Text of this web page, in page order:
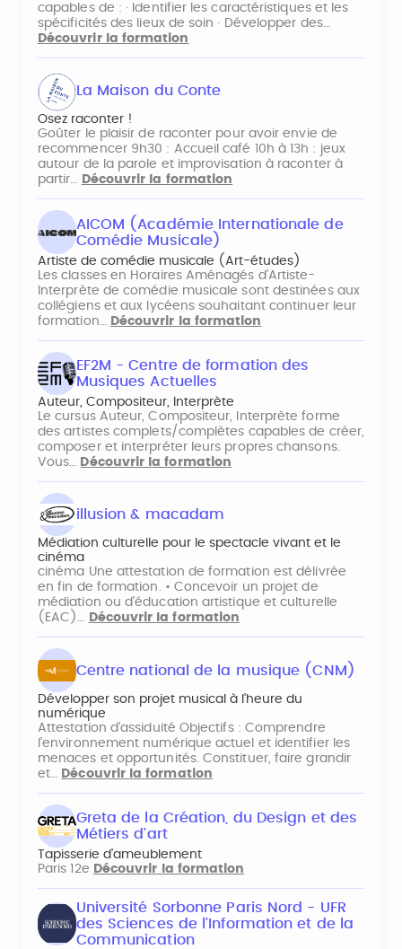
capables de : · Identifier les caractéristiques et les
spécificités des lieux de soin · Développer des…
Découvrir la formation
La Maison du Conte
Osez raconter !
Goûter le plaisir de raconter pour avoir envie de
recommencer 9h30 : Accueil café 10h à 13h : jeux
autour de la parole et improvisation à raconter à
partir… Découvrir la formation
AICOM (Académie Internationale de
Comédie Musicale)
Artiste de comédie musicale (Art-études)
Les classes en Horaires Aménagés d’Artiste-
Interprète de comédie musicale sont destinées aux
collégiens et aux lycéens souhaitant continuer leur
formation…
Découvrir la formation
EF2M - Centre de formation des
Musiques Actuelles
Auteur, Compositeur, Interprète
Le cursus Auteur, Compositeur, Interprète forme
des artistes complets/complètes capables de créer,
composer et interpréter leurs propres chansons.
Vous… Découvrir la formation
illusion & macadam
Médiation culturelle pour le spectacle vivant et le
cinéma
cinéma Une attestation de formation est délivrée
en fin de formation. • Concevoir un projet de
médiation ou d'éducation artistique et culturelle
(EAC)… Découvrir la formation
Centre national de la musique (CNM)
Développer son projet musical à l’heure du
numérique
Attestation d'assiduité Objectifs : Comprendre
l'environnement numérique actuel et identifier les
menaces et opportunités. Constituer, faire grandir
et…
Découvrir la formation
Greta de la Création, du Design et des
Métiers d'art
Tapisserie d'ameublement
Paris 12e Découvrir la formation
Université Sorbonne Paris Nord - UFR
des Sciences de l'Information et de la
Communication